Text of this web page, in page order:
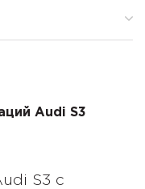
Audi S3
S3 с